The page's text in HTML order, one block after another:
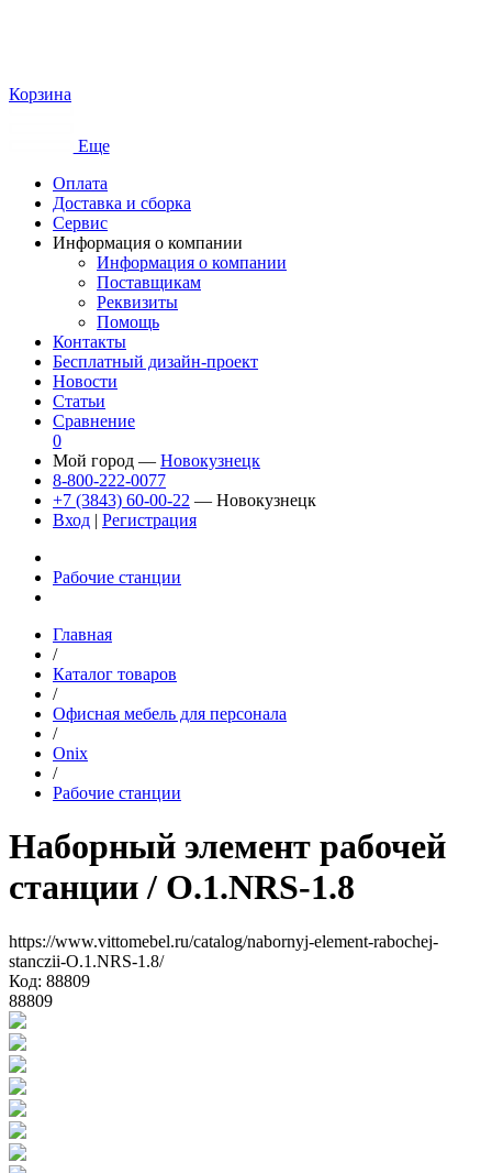
Корзина
Еще
Оплата
Доставка и сборка
Сервис
Информация о компании
Информация о компании
Поставщикам
Реквизиты
Помощь
Контакты
Бесплатный дизайн-проект
Новости
Статьи
Сравнение
0
Мой город — Новокузнецк
8-800-222-0077
+7 (3843) 60-00-22 — Новокузнецк
Вход | Регистрация
Рабочие станции
Главная
/
Каталог товаров
/
Офисная мебель для персонала
/
Onix
/
Рабочие станции
Наборный элемент рабочей
станции / O.1.NRS-1.8
https://www.vittomebel.ru/catalog/nabornyj-element-rabochej-
stanczii-O.1.NRS-1.8/
Код: 88809
88809